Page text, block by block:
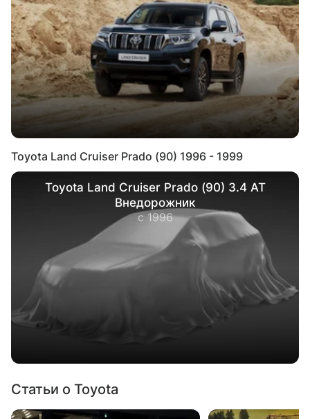
Toyota Land Cruiser Prado (90) 1996 - 1999
Toyota Land Cruiser Prado (90) 3.4 AT
Внедорожник
с 1996
Статьи о Toyota